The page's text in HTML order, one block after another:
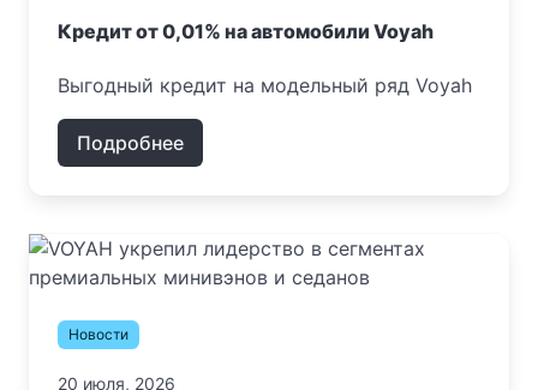
Кредит от 0,01% на автомобили Voyah
Выгодный кредит на модельный ряд Voyah
Подробнее
Новости
20 июля, 2026